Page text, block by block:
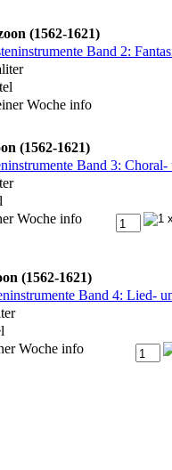
(1562-1621)
Band 2:
Woche info
(1562-1621)
Band 3:
Woche info
(1562-1621)
Band 4: Lied-
Woche info